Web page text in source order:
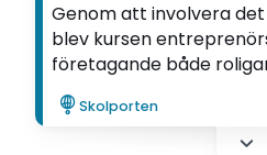
Genom att involvera
blev kursen
företagande både
verklighetsförankrad.
ekonomilärarna Carl-
Klang och Lars Vimre på
Skolporten